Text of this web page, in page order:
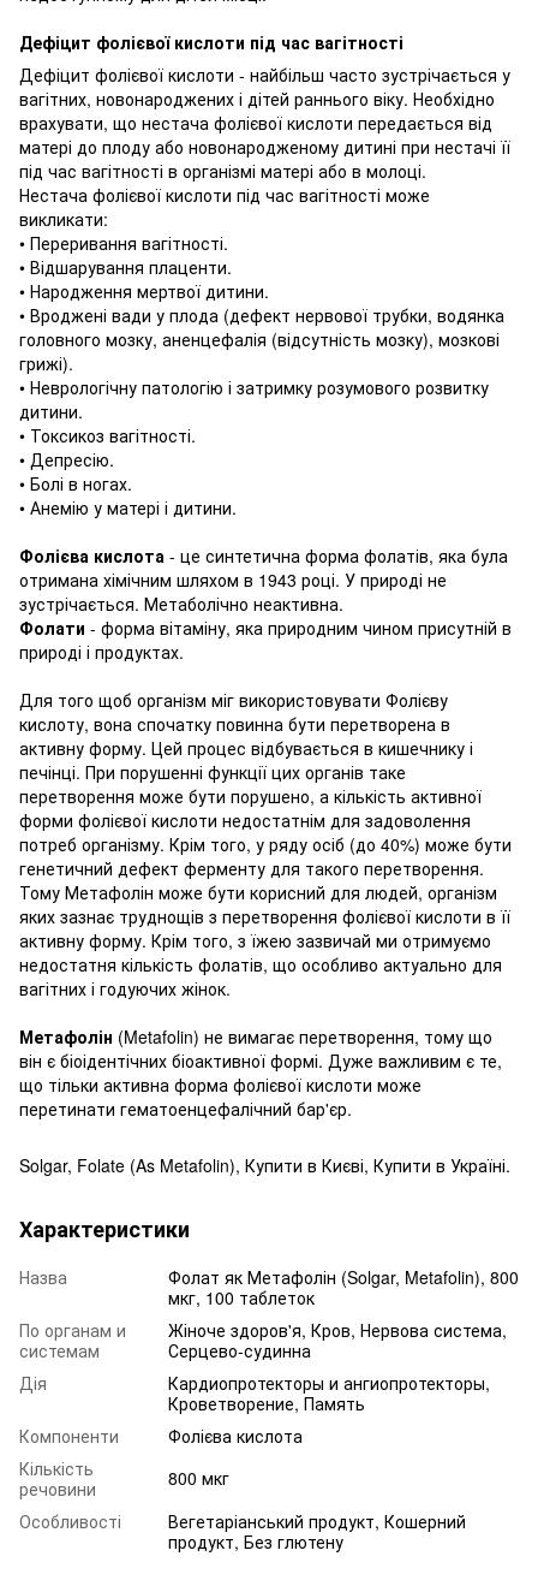
Дефіцит фолієвої кислоти під час вагітності
Дефіцит фолієвої кислоти - найбільш часто зустрічається у
вагітних, новонароджених і дітей раннього віку. Необхідно
врахувати, що нестача фолієвої кислоти передається від
матері до плоду або новонародженому дитині при нестачі її
під час вагітності в організмі матері або в молоці.
Нестача фолієвої кислоти під час вагітності може
викликати:
• Переривання вагітності.
• Відшарування плаценти.
• Народження мертвої дитини.
• Вроджені вади у плода (дефект нервової трубки, водянка
головного мозку, аненцефалія (відсутність мозку), мозкові
грижі).
• Неврологічну патологію і затримку розумового розвитку
дитини.
• Токсикоз вагітності.
• Депресію.
• Болі в ногах.
• Анемію у матері і дитини.
Фолієва кислота - це синтетична форма фолатів, яка була
отримана хімічним шляхом в 1943 році. У природі не
зустрічається. Метаболічно неактивна.
Фолати - форма вітаміну, яка природним чином присутній в
природі і продуктах.
Для того щоб організм міг використовувати Фолієву
кислоту, вона спочатку повинна бути перетворена в
активну форму. Цей процес відбувається в кишечнику і
печінці. При порушенні функції цих органів таке
перетворення може бути порушено, а кількість активної
форми фолієвої кислоти недостатнім для задоволення
потреб організму. Крім того, у ряду осіб (до 40%) може бути
генетичний дефект ферменту для такого перетворення.
Тому Метафолін може бути корисний для людей, організм
яких зазнає труднощів з перетворення фолієвої кислоти в її
активну форму. Крім того, з їжею зазвичай ми отримуємо
недостатня кількість фолатів, що особливо актуально для
вагітних і годуючих жінок.
Метафолін (Metafolin) не вимагає перетворення, тому що
він є біоідентічних біоактивної формі. Дуже важливим є те,
що тільки активна форма фолієвої кислоти може
перетинати гематоенцефалічний бар'єр.
Solgar, Folate (As Metafolin), Купити в Києві, Купити в Україні.
Характеристики
Назва
Фолат як Метафолін (Solgar, Metafolin), 800
мкг, 100 таблеток
По органам и
системам
Жіноче здоров'я, Кров, Нервова система,
Серцево-судинна
Дія
Кардиопротекторы и ангиопротекторы,
Кроветворение, Память
Компоненти
Фолієва кислота
Кількість
речовини
800 мкг
Особливості
Вегетаріанський продукт, Кошерний
продукт, Без глютену